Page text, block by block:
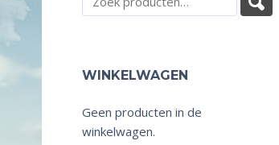
WINKELWAGEN
Geen producten in de
winkelwagen.